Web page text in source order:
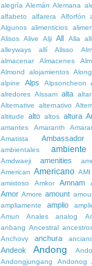
alegría Alemán Alemana
alfabeto
alfarera Alforfón
Algunos alimenticios
Alisos Alive Alji All Alla
alleyways
allí Allsso
almacenar
Almacenes
Almond alojamientos Along
alpine
Alps Alpsoncheon
alredores Alssam alta altar
Alternative
alternativo
altitude
alto altos altura
amantes Amaranth
Amatista
Ambassador
ambientales ambiente
Amdwaeji
amenities
American Americano AMI
amistoso
Amkor Amnam
Amor Amore amount
ampliamente amplio
Amun
Anales analog
anbang Ancestral
Anchovy
anchura
Andeok Andong
Andongjungang
Andonog